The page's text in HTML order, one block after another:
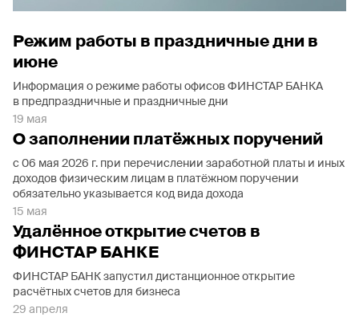
Режим работы в праздничные дни в
июне
Информация о режиме работы офисов ФИНСТАР БАНКА
в предпраздничные и праздничные дни
19 мая
О заполнении платёжных поручений
с 06 мая 2026 г. при перечислении заработной платы и иных
доходов физическим лицам в платёжном поручении
обязательно указывается код вида дохода
15 мая
Удалённое открытие счетов в
ФИНСТАР БАНКЕ
ФИНСТАР БАНК запустил дистанционное открытие
расчётных счетов для бизнеса
29 апреля